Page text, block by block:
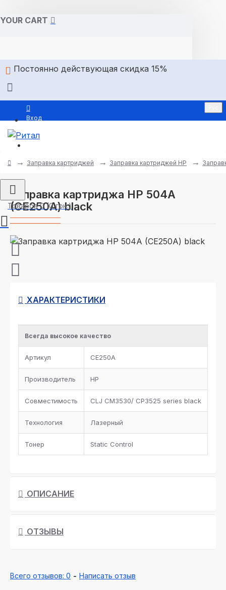
YOUR CART
Постоянно действующая скидка 15%
Вход
Товаров 0 (0 грн.)
Заправка картриджей Заправка картриджей HP
Заправка картриджа HP 504A
(CE250A) black
ХАРАКТЕРИСТИКИ
Всегда высокое качество
Артикул CE250A
Производитель HP
Совместимость CLJ CM3530/ CP3525 series black
Технология Лазерный
Тонер Static Control
ОПИСАНИЕ
ОТЗЫВЫ
Всего отзывов: 0 - Написать отзыв